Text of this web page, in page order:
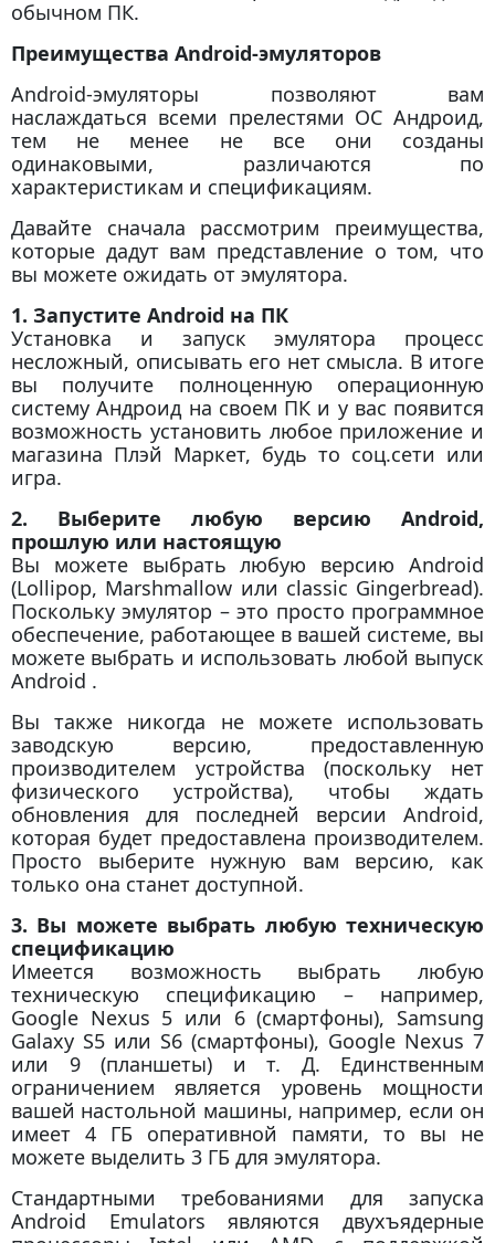
обычном ПК.
Преимущества Android-эмуляторов
Android-эмуляторы позволяют вам
наслаждаться всеми прелестями ОС Андроид,
тем не менее не все они созданы
одинаковыми, различаются по
характеристикам и спецификациям.
Давайте сначала рассмотрим преимущества,
которые дадут вам представление о том, что
вы можете ожидать от эмулятора.
1. Запустите Android на ПК
Установка и запуск эмулятора процесс
несложный, описывать его нет смысла. В итоге
вы получите полноценную операционную
систему Андроид на своем ПК и у вас появится
возможность установить любое приложение и
магазина Плэй Маркет, будь то соц.сети или
игра.
2. Выберите любую версию Android,
прошлую или настоящую
Вы можете выбрать любую версию Android
(Lollipop, Marshmallow или classic Gingerbread).
Поскольку эмулятор – это просто программное
обеспечение, работающее в вашей системе, вы
можете выбрать и использовать любой выпуск
Android .
Вы также никогда не можете использовать
заводскую версию, предоставленную
производителем устройства (поскольку нет
физического устройства), чтобы ждать
обновления для последней версии Android,
которая будет предоставлена производителем.
Просто выберите нужную вам версию, как
только она станет доступной.
3. Вы можете выбрать любую техническую
спецификацию
Имеется возможность выбрать любую
техническую спецификацию – например,
Google Nexus 5 или 6 (смартфоны), Samsung
Galaxy S5 или S6 (смартфоны), Google Nexus 7
или 9 (планшеты) и т. Д. Единственным
ограничением является уровень мощности
вашей настольной машины, например, если он
имеет 4 ГБ оперативной памяти, то вы не
можете выделить 3 ГБ для эмулятора.
Стандартными требованиями для запуска
Android Emulators являются двухъядерные